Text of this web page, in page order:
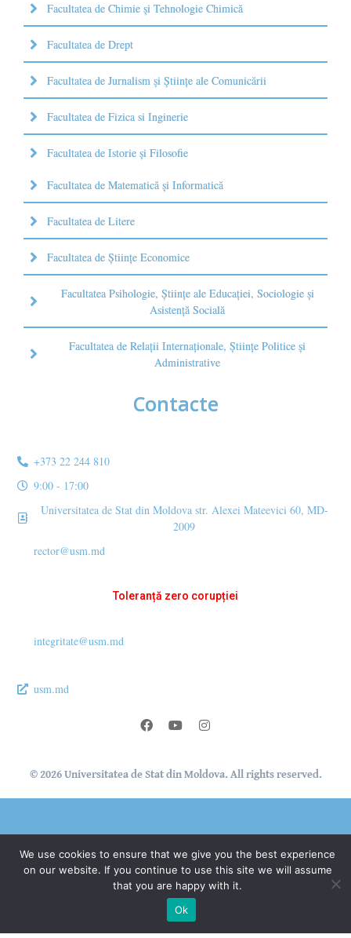
Facultatea de Chimie şi Tehnologie Chimică
Facultatea de Drept
Facultatea de Jurnalism şi Ştiinţe ale Comunicării
Facultatea de Fizica si Inginerie
Facultatea de Istorie şi Filosofie
Facultatea de Matematică şi Informatică
Facultatea de Litere
Facultatea de Științe Economice
Facultatea Psihologie, Ştiinţe ale Educaţiei, Sociologie și
Asistență Socială
Facultatea de Relaţii Internaţionale, Ştiinţe Politice şi
Administrative
Contacte
+373 22 244 810
9:00 - 17:00
Universitatea de Stat din Moldova str. Alexei Mateevici 60, MD-
2009
rector@usm.md
Toleranță zero corupției
integritate@usm.md
usm.md
© 2026 Universitatea de Stat din Moldova. All rights reserved.
Secție Programare Web al USM®
We use cookies to ensure that we give you the best experience
on our website. If you continue to use this site we will assume
that you are happy with it.
Ok